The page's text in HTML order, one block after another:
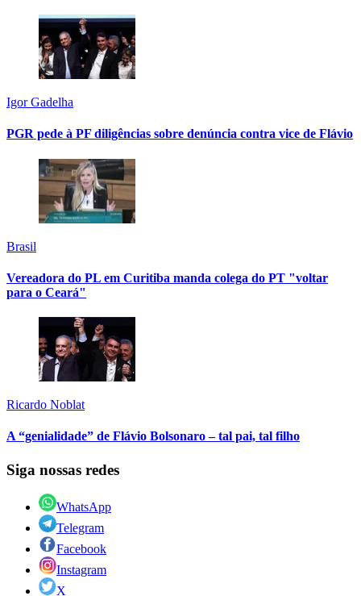
Igor Gadelha
PGR pede à PF diligências sobre denúncia contra vice de Flávio
Brasil
Vereadora do PL em Curitiba manda colega do PT "voltar
para o Ceará"
Ricardo Noblat
A “genialidade” de Flávio Bolsonaro – tal pai, tal filho
Siga nossas redes
WhatsApp
Telegram
Facebook
Instagram
X